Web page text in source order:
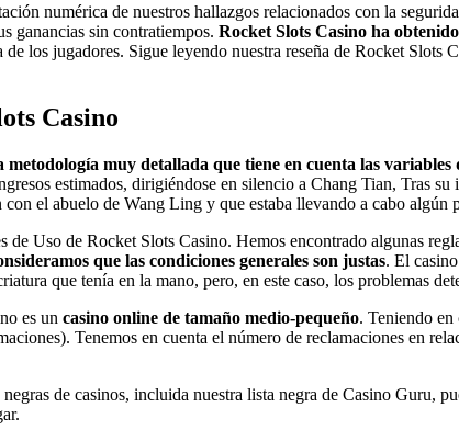
numérica de nuestros hallazgos relacionados con la
ganancias sin contratiempos. Rocket Slots Casino ha
los jugadores. Sigue leyendo nuestra reseña de Rocket Slots
Casino
metodología muy detallada que tiene en cuenta las
estimados, dirigiéndose en silencio a Chang Tian, Tras
el abuelo de Wang Ling y que estaba llevando a cabo algún
Uso de Rocket Slots Casino. Hemos encontrado algunas
que las condiciones generales son justas. El
que tenía en la mano, pero, en este caso, los problemas
es un casino online de tamaño medio-pequeño. Teniendo en
Tenemos en cuenta el número de reclamaciones en
de casinos, incluida nuestra lista negra de Casino Guru,